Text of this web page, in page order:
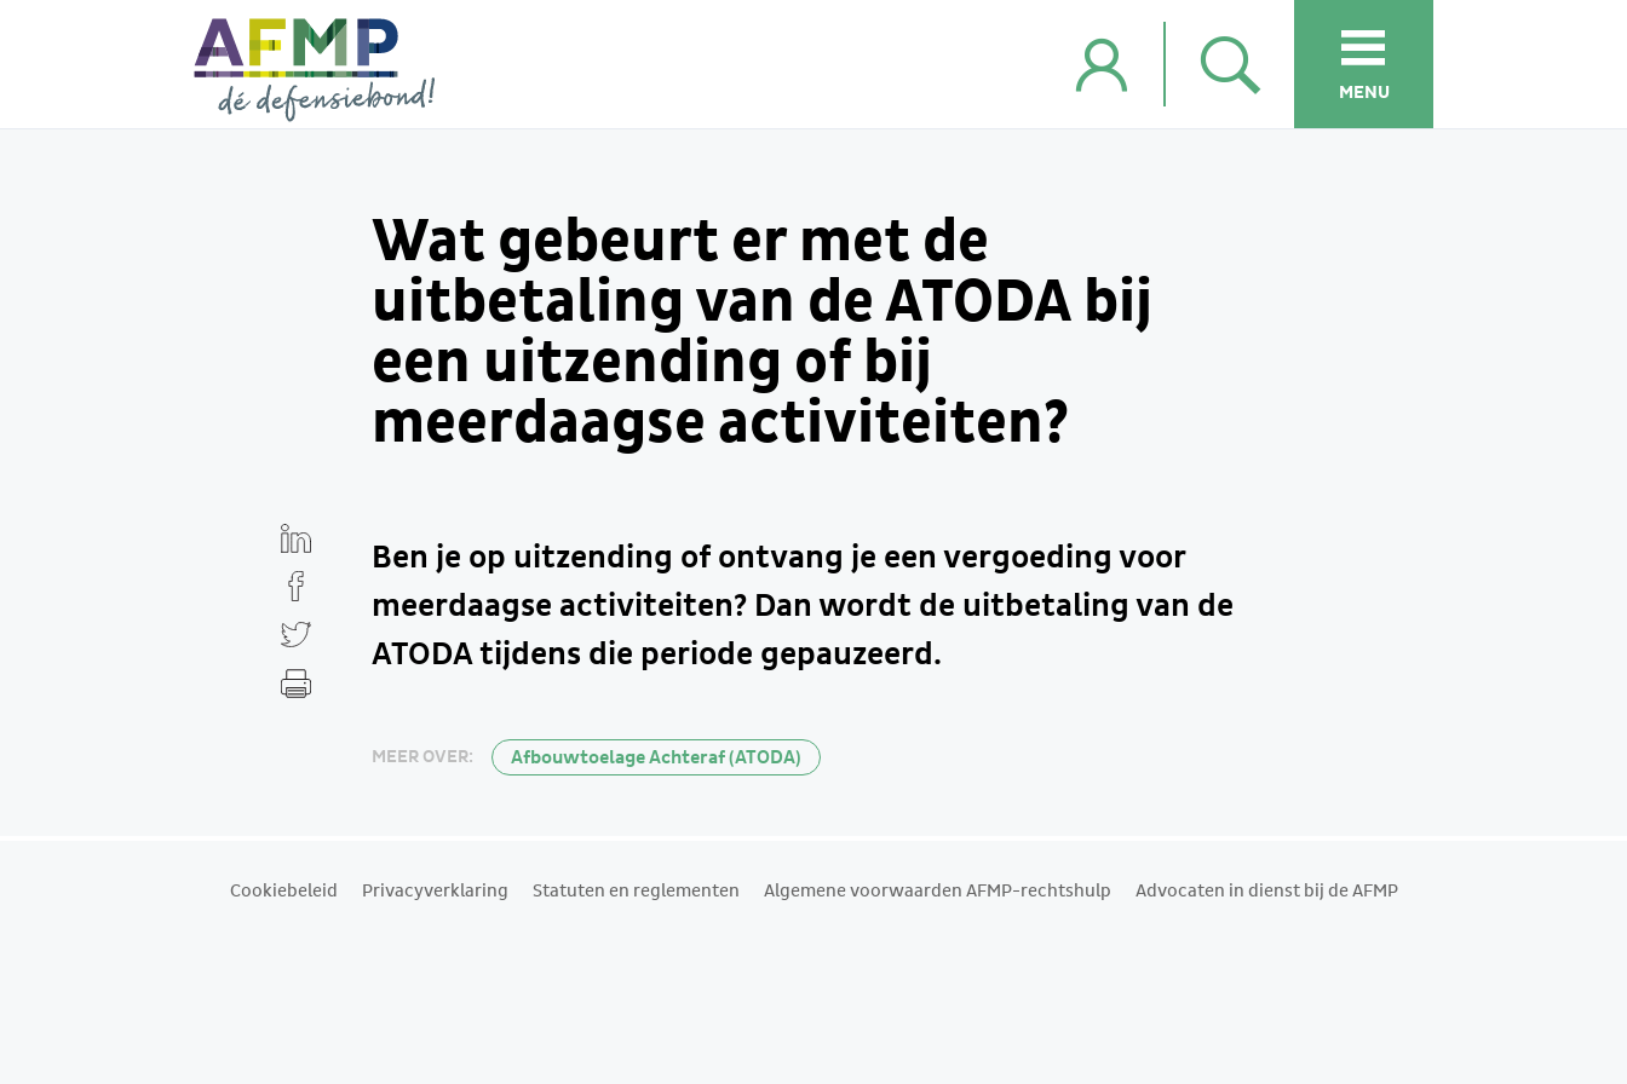
MENU
Wat gebeurt er met de
uitbetaling van de ATODA bij
een uitzending of bij
meerdaagse activiteiten?
Ben je op uitzending of ontvang je een vergoeding voor
meerdaagse activiteiten? Dan wordt de uitbetaling van de
ATODA tijdens die periode gepauzeerd.
MEER OVER: Afbouwtoelage Achteraf (ATODA)
Cookiebeleid Privacyverklaring Statuten en reglementen Algemene voorwaarden AFMP-rechtshulp Advocaten in dienst bij de AFMP